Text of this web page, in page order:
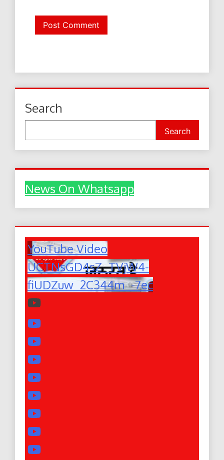
Search
Search
News On Whatsapp
YouTube Video
UCTNsGD4sZ_TVjW4-
fiUDZuw_2C344m_-7ec